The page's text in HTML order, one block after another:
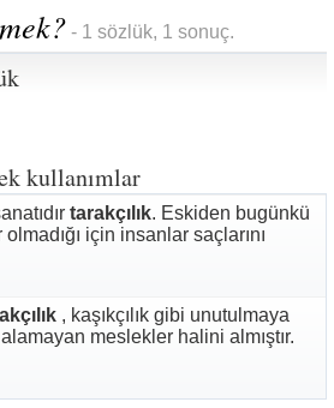
- 1 sözlük, 1 sonuç.
kullanımlar
tarakçılık. Eskiden bugünkü
için insanlar saçlarını
, kaşıkçılık gibi unutulmaya
meslekler halini almıştır.